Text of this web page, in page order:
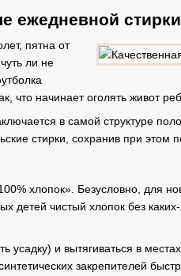
ежедневной
пятна от
ли не
начинает оголять живот
в самой структуре
стирки, сохранив при этом
хлопок». Безусловно, для
детей чистый хлопок без
усадку) и вытягиваться в
закрепителей